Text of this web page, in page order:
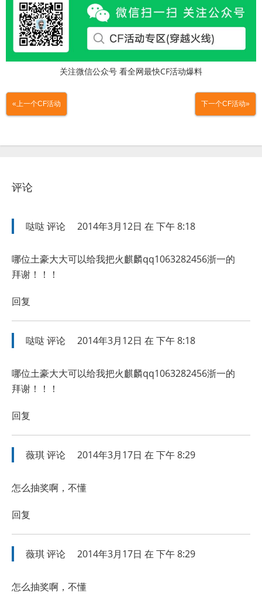
关注微信公众号 看全网最快CF活动爆料
«上一个CF活动 下一个CF活动»
评论
哒哒评论 2014年3月12日 在 下午 8:18
哪位土豪大大可以给我把火麒麟qq1063282456浙一的
拜谢！！！
回复
哒哒评论 2014年3月12日 在 下午 8:18
哪位土豪大大可以给我把火麒麟qq1063282456浙一的
拜谢！！！
回复
薇琪评论 2014年3月17日 在 下午 8:29
怎么抽奖啊，不懂
回复
薇琪评论 2014年3月17日 在 下午 8:29
怎么抽奖啊，不懂